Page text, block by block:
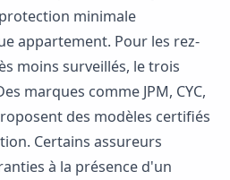
minimale
appartement. Pour les rez-
moins surveillés, le trois
marques comme JPM, CYC,
des modèles certifiés
Certains assureurs
à la présence d'un